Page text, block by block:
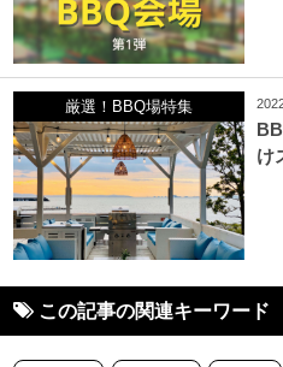
厳選！BBQ場特集
け
この記事の関連キーワード